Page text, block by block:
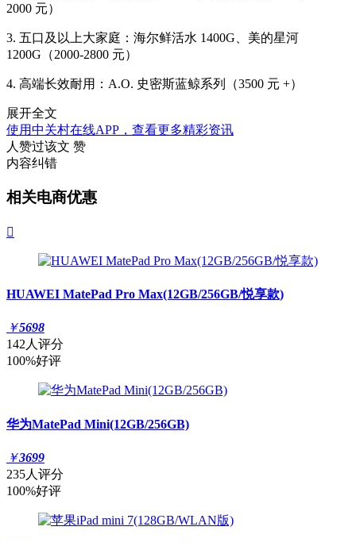
2000 元）
3. 五口及以上大家庭：海尔鲜活水 1400G、美的星河
1200G（2000-2800 元）
4. 高端长效耐用：A.O. 史密斯蓝鲸系列（3500 元 +）
展开全文
使用中关村在线APP，查看更多精彩资讯
人赞过该文 赞
内容纠错
相关电商优惠

HUAWEI MatePad Pro Max(12GB/256GB/悦享款)
￥5698
142人评分
100%好评
华为MatePad Mini(12GB/256GB)
￥3699
235人评分
100%好评